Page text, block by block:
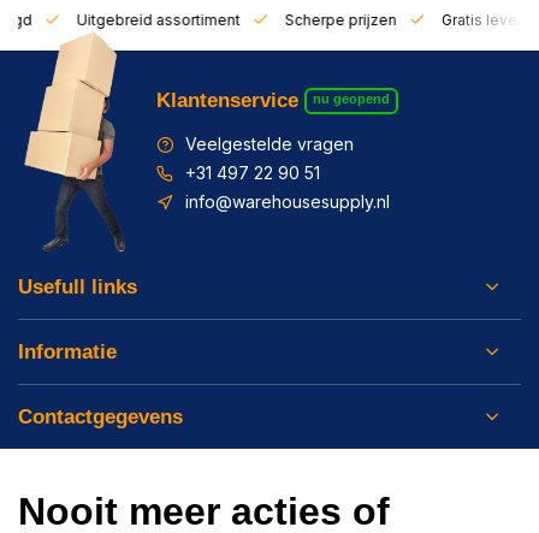
Uitgebreid assortiment Scherpe prijzen Gratis
Klantenservice nu geopend
Veelgestelde vragen
+31 497 22 90 51
info@warehousesupply.nl
Usefull links
Informatie
Contactgegevens
Nooit meer acties of